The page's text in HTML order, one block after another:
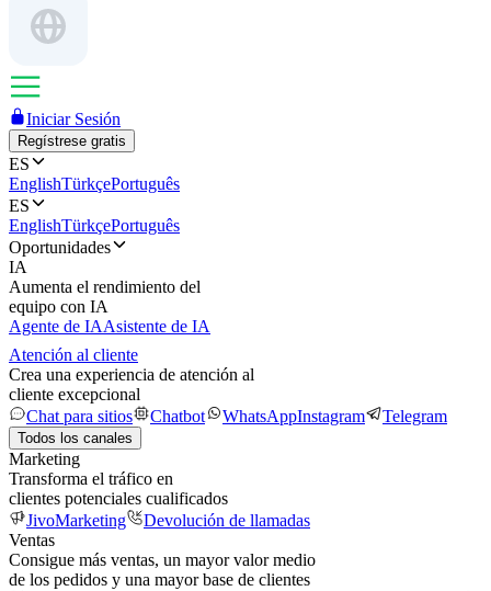
Iniciar Sesión
Regístrese gratis
ES
EnglishTürkçePortuguês
ES
EnglishTürkçePortuguês
Oportunidades
IA
Aumenta el rendimiento del
equipo con IA
Agente de IAAsistente de IA
Atención al cliente
Crea una experiencia de atención al
cliente excepcional
Chat para sitios
Chatbot WhatsAppInstagram Telegram
Todos los canales
Marketing
Transforma el tráfico en
clientes potenciales cualificados
JivoMarketing
Devolución de llamadas
Ventas
Consigue más ventas, un mayor valor medio
de los pedidos y una mayor base de clientes